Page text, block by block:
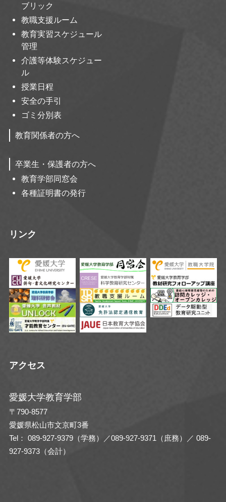
ブリック
教職支援ルーム
教育実習スケジュール
管理
介護等体験スケジュー
ル
授業日程
安全の手引
ゴミ分別表
教育関係者の方へ
卒業生・保護者の方へ
教育学部同窓会
各種証明書の発行
リンク
アクセス
愛媛大学教育学部
〒790-8577
愛媛県松山市文京町3番
Tel： 089-927-9379（学務）／089-927-9371（庶務）／ 089-
927-9373（会計）